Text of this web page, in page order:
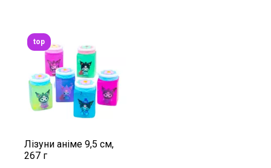
Лізуни аніме 9,5 см,
267 г
top